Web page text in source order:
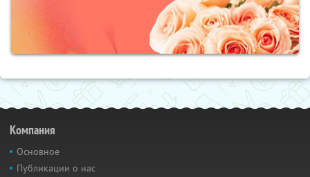
Компания
Основное
Публикации о нас